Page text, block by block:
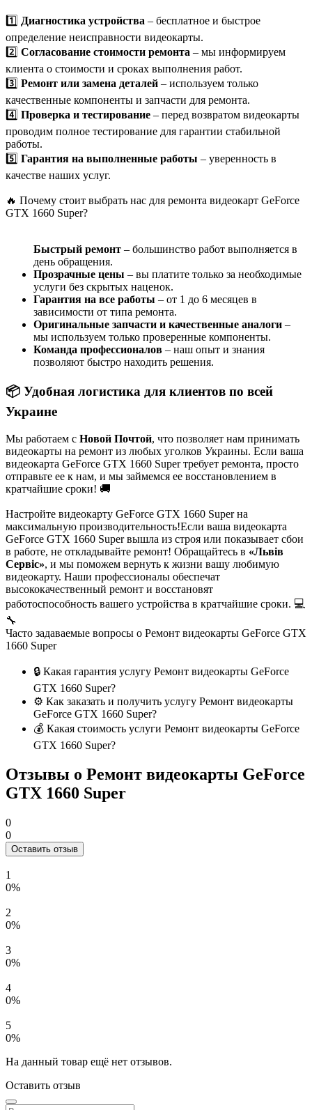
1️⃣ Диагностика устройства – бесплатное и быстрое
определение неисправности видеокарты.
2️⃣ Согласование стоимости ремонта – мы информируем
клиента о стоимости и сроках выполнения работ.
3️⃣ Ремонт или замена деталей – используем только
качественные компоненты и запчасти для ремонта.
4️⃣ Проверка и тестирование – перед возвратом видеокарты
проводим полное тестирование для гарантии стабильной
работы.
5️⃣ Гарантия на выполненные работы – уверенность в
качестве наших услуг.
🔥 Почему стоит выбрать нас для ремонта видеокарт GeForce
GTX 1660 Super?
Быстрый ремонт – большинство работ выполняется в
день обращения.
Прозрачные цены – вы платите только за необходимые
услуги без скрытых наценок.
Гарантия на все работы – от 1 до 6 месяцев в
зависимости от типа ремонта.
Оригинальные запчасти и качественные аналоги –
мы используем только проверенные компоненты.
Команда профессионалов – наш опыт и знания
позволяют быстро находить решения.
📦 Удобная логистика для клиентов по всей
Украине
Мы работаем с Новой Почтой, что позволяет нам принимать
видеокарты на ремонт из любых уголков Украины. Если ваша
видеокарта GeForce GTX 1660 Super требует ремонта, просто
отправьте ее к нам, и мы займемся ее восстановлением в
кратчайшие сроки! 🚚
Настройте видеокарту GeForce GTX 1660 Super на
максимальную производительность!Если ваша видеокарта
GeForce GTX 1660 Super вышла из строя или показывает сбои
в работе, не откладывайте ремонт! Обращайтесь в «Львів
Сервіс», и мы поможем вернуть к жизни вашу любимую
видеокарту. Наши профессионалы обеспечат
высококачественный ремонт и восстановят
работоспособность вашего устройства в кратчайшие сроки. 💻
🔧
Часто задаваемые вопросы о Ремонт видеокарты GeForce GTX
1660 Super
🔒 Какая гарантия услугу Ремонт видеокарты GeForce
GTX 1660 Super?
⚙️ Как заказать и получить услугу Ремонт видеокарты
GeForce GTX 1660 Super?
💰 Какая стоимость услуги Ремонт видеокарты GeForce
GTX 1660 Super?
Отзывы о Ремонт видеокарты GeForce
GTX 1660 Super
0
0
Оставить отзыв
1
0%
2
0%
3
0%
4
0%
5
0%
На данный товар ещё нет отзывов.
Оставить отзыв